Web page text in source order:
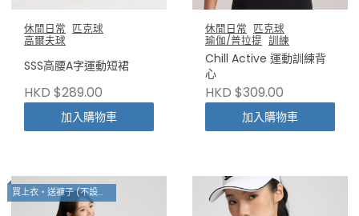
休閒日常 匹克球
高爾夫球
SSS高腰A字運動短裙
HKD $289.00
加入購物車
休閒日常 匹克球
瑜伽/普拉提 訓練
Chill Active 運動訓練背
心
HKD $309.00
加入購物車
買上衣・送褲子 (不設退換)